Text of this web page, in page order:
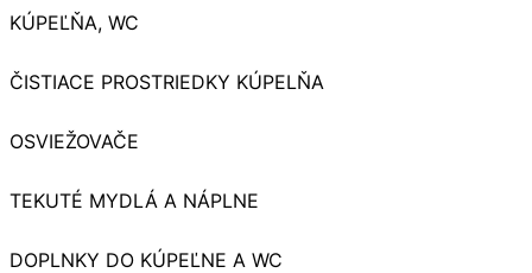
KÚPEĽŇA, WC
ČISTIACE PROSTRIEDKY KÚPELŇA
OSVIEŽOVAČE
TEKUTÉ MYDLÁ A NÁPLNE
DOPLNKY DO KÚPEĽNE A WC